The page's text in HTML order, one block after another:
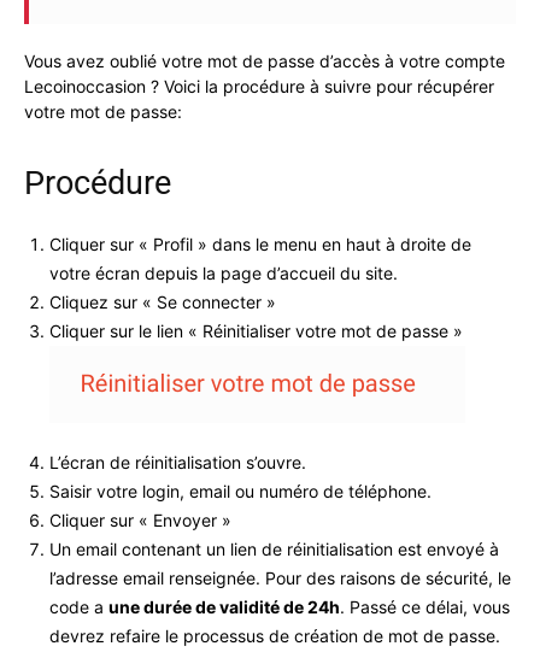
Vous avez oublié votre mot de passe d’accès à votre compte
Lecoinoccasion ? Voici la procédure à suivre pour récupérer
votre mot de passe:
Procédure
Cliquer sur « Profil » dans le menu en haut à droite de
votre écran depuis la page d’accueil du site.
Cliquez sur « Se connecter »
Cliquer sur le lien « Réinitialiser votre mot de passe »
L’écran de réinitialisation s’ouvre.
Saisir votre login, email ou numéro de téléphone.
Cliquer sur « Envoyer »
Un email contenant un lien de réinitialisation est envoyé à
l’adresse email renseignée. Pour des raisons de sécurité, le
code a une durée de validité de 24h. Passé ce délai, vous
devrez refaire le processus de création de mot de passe.